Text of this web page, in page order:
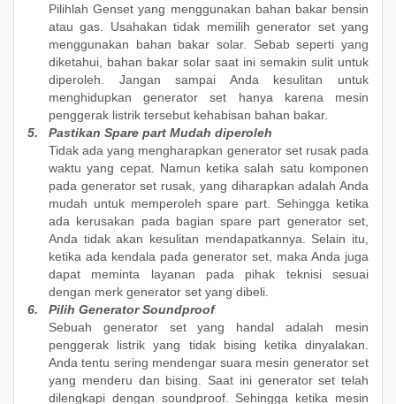
Pilihlah Genset yang menggunakan bahan bakar bensin
atau gas. Usahakan tidak memilih generator set yang
menggunakan bahan bakar solar. Sebab seperti yang
diketahui, bahan bakar solar saat ini semakin sulit untuk
diperoleh. Jangan sampai Anda kesulitan untuk
menghidupkan generator set hanya karena mesin
penggerak listrik tersebut kehabisan bahan bakar.
5.
Pastikan Spare part Mudah diperoleh
Tidak ada yang mengharapkan generator set rusak pada
waktu yang cepat. Namun ketika salah satu komponen
pada generator set rusak, yang diharapkan adalah Anda
mudah untuk memperoleh spare part. Sehingga ketika
ada kerusakan pada bagian spare part generator set,
Anda tidak akan kesulitan mendapatkannya. Selain itu,
ketika ada kendala pada generator set, maka Anda juga
dapat meminta layanan pada pihak teknisi sesuai
dengan merk generator set yang dibeli.
6.
Pilih Generator Soundproof
Sebuah generator set yang handal adalah mesin
penggerak listrik yang tidak bising ketika dinyalakan.
Anda tentu sering mendengar suara mesin generator set
yang menderu dan bising. Saat ini generator set telah
dilengkapi dengan soundproof. Sehingga ketika mesin